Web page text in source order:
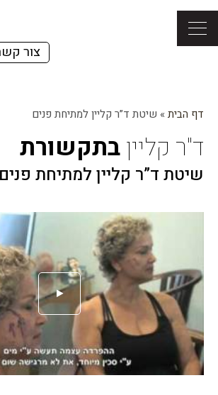
צור
דף הבית » שיטת ד”ר קליין למתיחת פנים
ד"ר קלייןבתקשורת
שיטת ד”ר קליין למתיחת פנים